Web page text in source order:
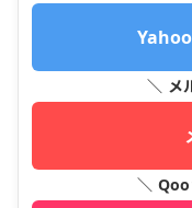
＼ メ
＼